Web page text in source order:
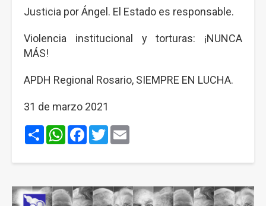
Justicia por Ángel. El Estado es responsable.
Violencia institucional y torturas: ¡NUNCA
MÁS!
APDH Regional Rosario, SIEMPRE EN LUCHA.
31 de marzo 2021
ShareWhatsApp
Facebook
Twitter